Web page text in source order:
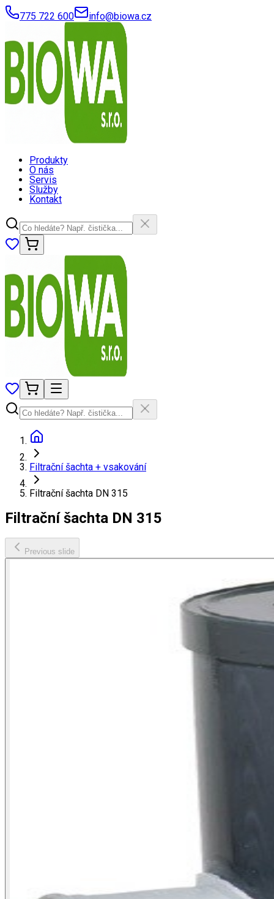
775 722 600 info@biowa.cz
Produkty
O nás
Servis
Služby
Kontakt
Filtrační šachta + vsakování
Filtrační šachta DN 315
Filtrační šachta DN 315
Previous slide